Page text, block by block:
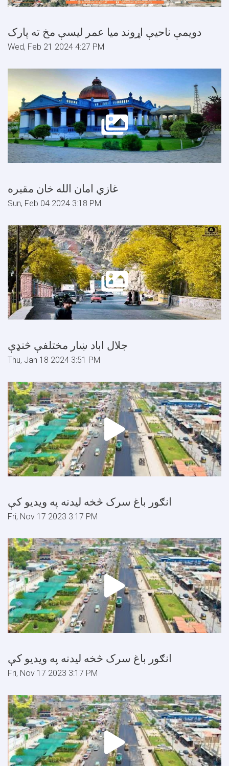
دويمې ناحيې اړوند ميا عمر ليسې مخ ته پارک
Wed, Feb 21 2024 4:27 PM
غازي امان الله خان مقبره
Sun, Feb 04 2024 3:18 PM
جلال اباد ښار مختلفې څنډې
Thu, Jan 18 2024 3:51 PM
انګور باغ سرک څخه ليدنه په ويديو کې
Fri, Nov 17 2023 3:17 PM
انګور باغ سرک څخه ليدنه په ويديو کې
Fri, Nov 17 2023 3:17 PM